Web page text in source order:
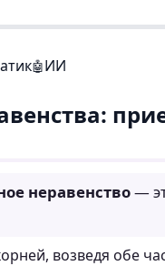
🤖ИИ